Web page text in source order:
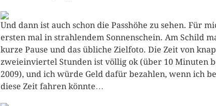
Und dann ist auch schon die Passhöhe zu sehen. Für
ersten mal in strahlendem Sonnenschein. Am Schild
kurze Pause und das übliche Zielfoto. Die Zeit von
zweieinviertel Stunden ist völlig ok (über 10 Minuten
2009), und ich würde Geld dafür bezahlen, wenn ich
diese Zeit fahren könnte…